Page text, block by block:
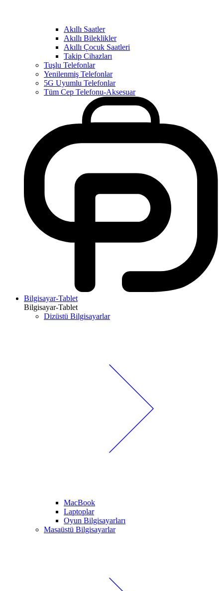
Akıllı Saatler
Akıllı Bileklikler
Akıllı Çocuk Saatleri
Takip Cihazları
Tuşlu Telefonlar
Yenilenmiş Telefonlar
5G Uyumlu Telefonlar
Tüm Cep Telefonu-Aksesuar
Bilgisayar-Tablet
Bilgisayar-Tablet
Dizüstü Bilgisayarlar
MacBook
Laptoplar
Oyun Bilgisayarları
Masaüstü Bilgisayarlar